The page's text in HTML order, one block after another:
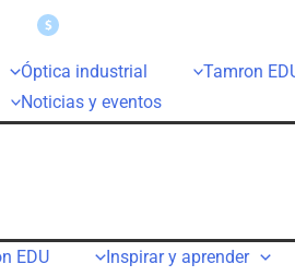
Óptica industrial Tamron
Noticias y eventos
EDU Inspirar y aprender